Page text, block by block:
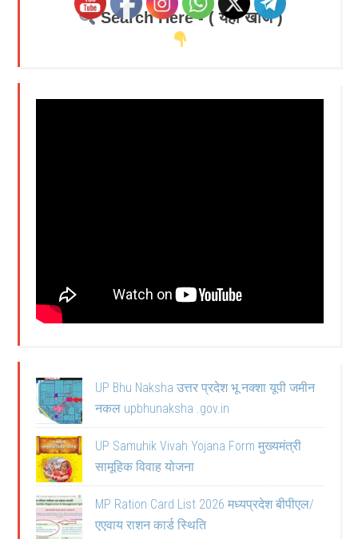
Search Here - ( यहाँ खोजें )
UP Bhu Naksha उत्तर प्रदेश भू नक्शा यूपी जमीन
नकल upbhunaksha .gov.in
UP Samuhik Vivah Yojana Form मुख्यमंत्री
सामूहिक विवाह योजना
MP Ration Card List 2026 मध्यप्रदेश बीपीएल/
एएवाय राशन कार्ड स्थिति